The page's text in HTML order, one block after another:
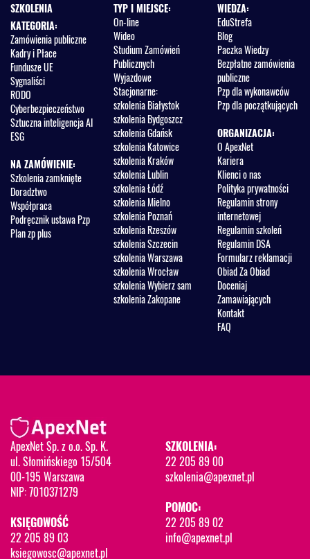
SZKOLENIA
KATEGORIA:
Zamówienia publiczne
Kadry i Płace
Fundusze UE
Sygnaliści
RODO
Cyberbezpieczeństwo
Sztuczna inteligencja AI
ESG
NA ZAMÓWIENIE:
Szkolenia zamknięte
Doradztwo
Współpraca
Podręcznik ustawa Pzp
Plan zp plus
TYP I MIEJSCE:
On-line
Wideo
Studium Zamówień
Publicznych
Wyjazdowe
Stacjonarne:
szkolenia Białystok
szkolenia Bydgoszcz
szkolenia Gdańsk
szkolenia Katowice
szkolenia Kraków
szkolenia Lublin
szkolenia Łódź
szkolenia Mielno
szkolenia Poznań
szkolenia Rzeszów
szkolenia Szczecin
szkolenia Warszawa
szkolenia Wrocław
szkolenia Wybierz sam
szkolenia Zakopane
WIEDZA:
EduStrefa
Blog
Paczka Wiedzy
Bezpłatne zamówienia
publiczne
Pzp dla wykonawców
Pzp dla początkujących
ORGANIZACJA:
O ApexNet
Kariera
Klienci o nas
Polityka prywatności
Regulamin strony
internetowej
Regulamin szkoleń
Regulamin DSA
Formularz reklamacji
Obiad Za Obiad
Doceniaj
Zamawiających
Kontakt
FAQ
ApexNet Sp. z o.o. Sp. K.
ul. Słomińskiego 15/504
00-195 Warszawa
NIP: 7010371279
KSIĘGOWOŚĆ
22 205 89 03
ksiegowosc@apexnet.pl
SZKOLENIA:
22 205 89 00
szkolenia@apexnet.pl
POMOC:
22 205 89 02
info@apexnet.pl